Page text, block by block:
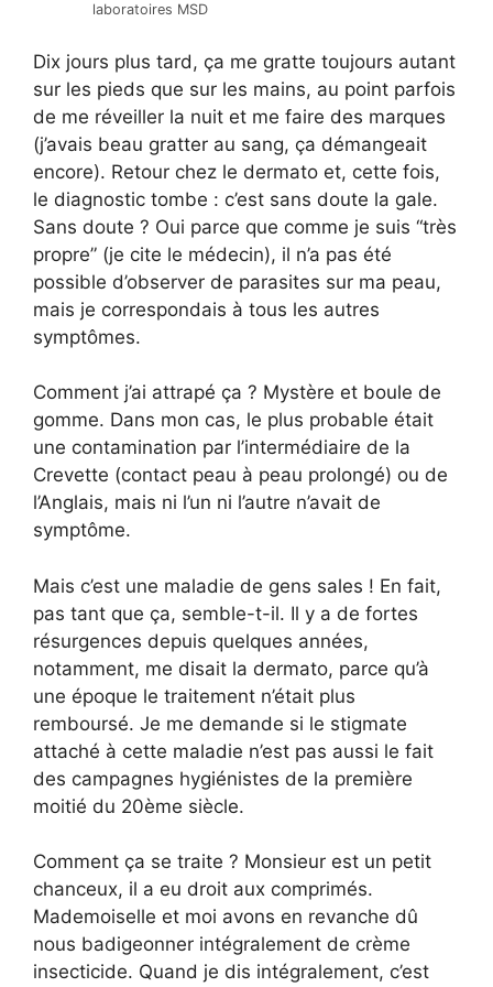
laboratoires MSD
Dix jours plus tard, ça me gratte toujours autant
sur les pieds que sur les mains, au point parfois
de me réveiller la nuit et me faire des marques
(j’avais beau gratter au sang, ça démangeait
encore). Retour chez le dermato et, cette fois,
le diagnostic tombe : c’est sans doute la gale.
Sans doute ? Oui parce que comme je suis “très
propre” (je cite le médecin), il n’a pas été
possible d’observer de parasites sur ma peau,
mais je correspondais à tous les autres
symptômes.
Comment j’ai attrapé ça ? Mystère et boule de
gomme. Dans mon cas, le plus probable était
une contamination par l’intermédiaire de la
Crevette (contact peau à peau prolongé) ou de
l’Anglais, mais ni l’un ni l’autre n’avait de
symptôme.
Mais c’est une maladie de gens sales ! En fait,
pas tant que ça, semble-t-il. Il y a de fortes
résurgences depuis quelques années,
notamment, me disait la dermato, parce qu’à
une époque le traitement n’était plus
remboursé. Je me demande si le stigmate
attaché à cette maladie n’est pas aussi le fait
des campagnes hygiénistes de la première
moitié du 20ème siècle.
Comment ça se traite ? Monsieur est un petit
chanceux, il a eu droit aux comprimés.
Mademoiselle et moi avons en revanche dû
nous badigeonner intégralement de crème
insecticide. Quand je dis intégralement, c’est